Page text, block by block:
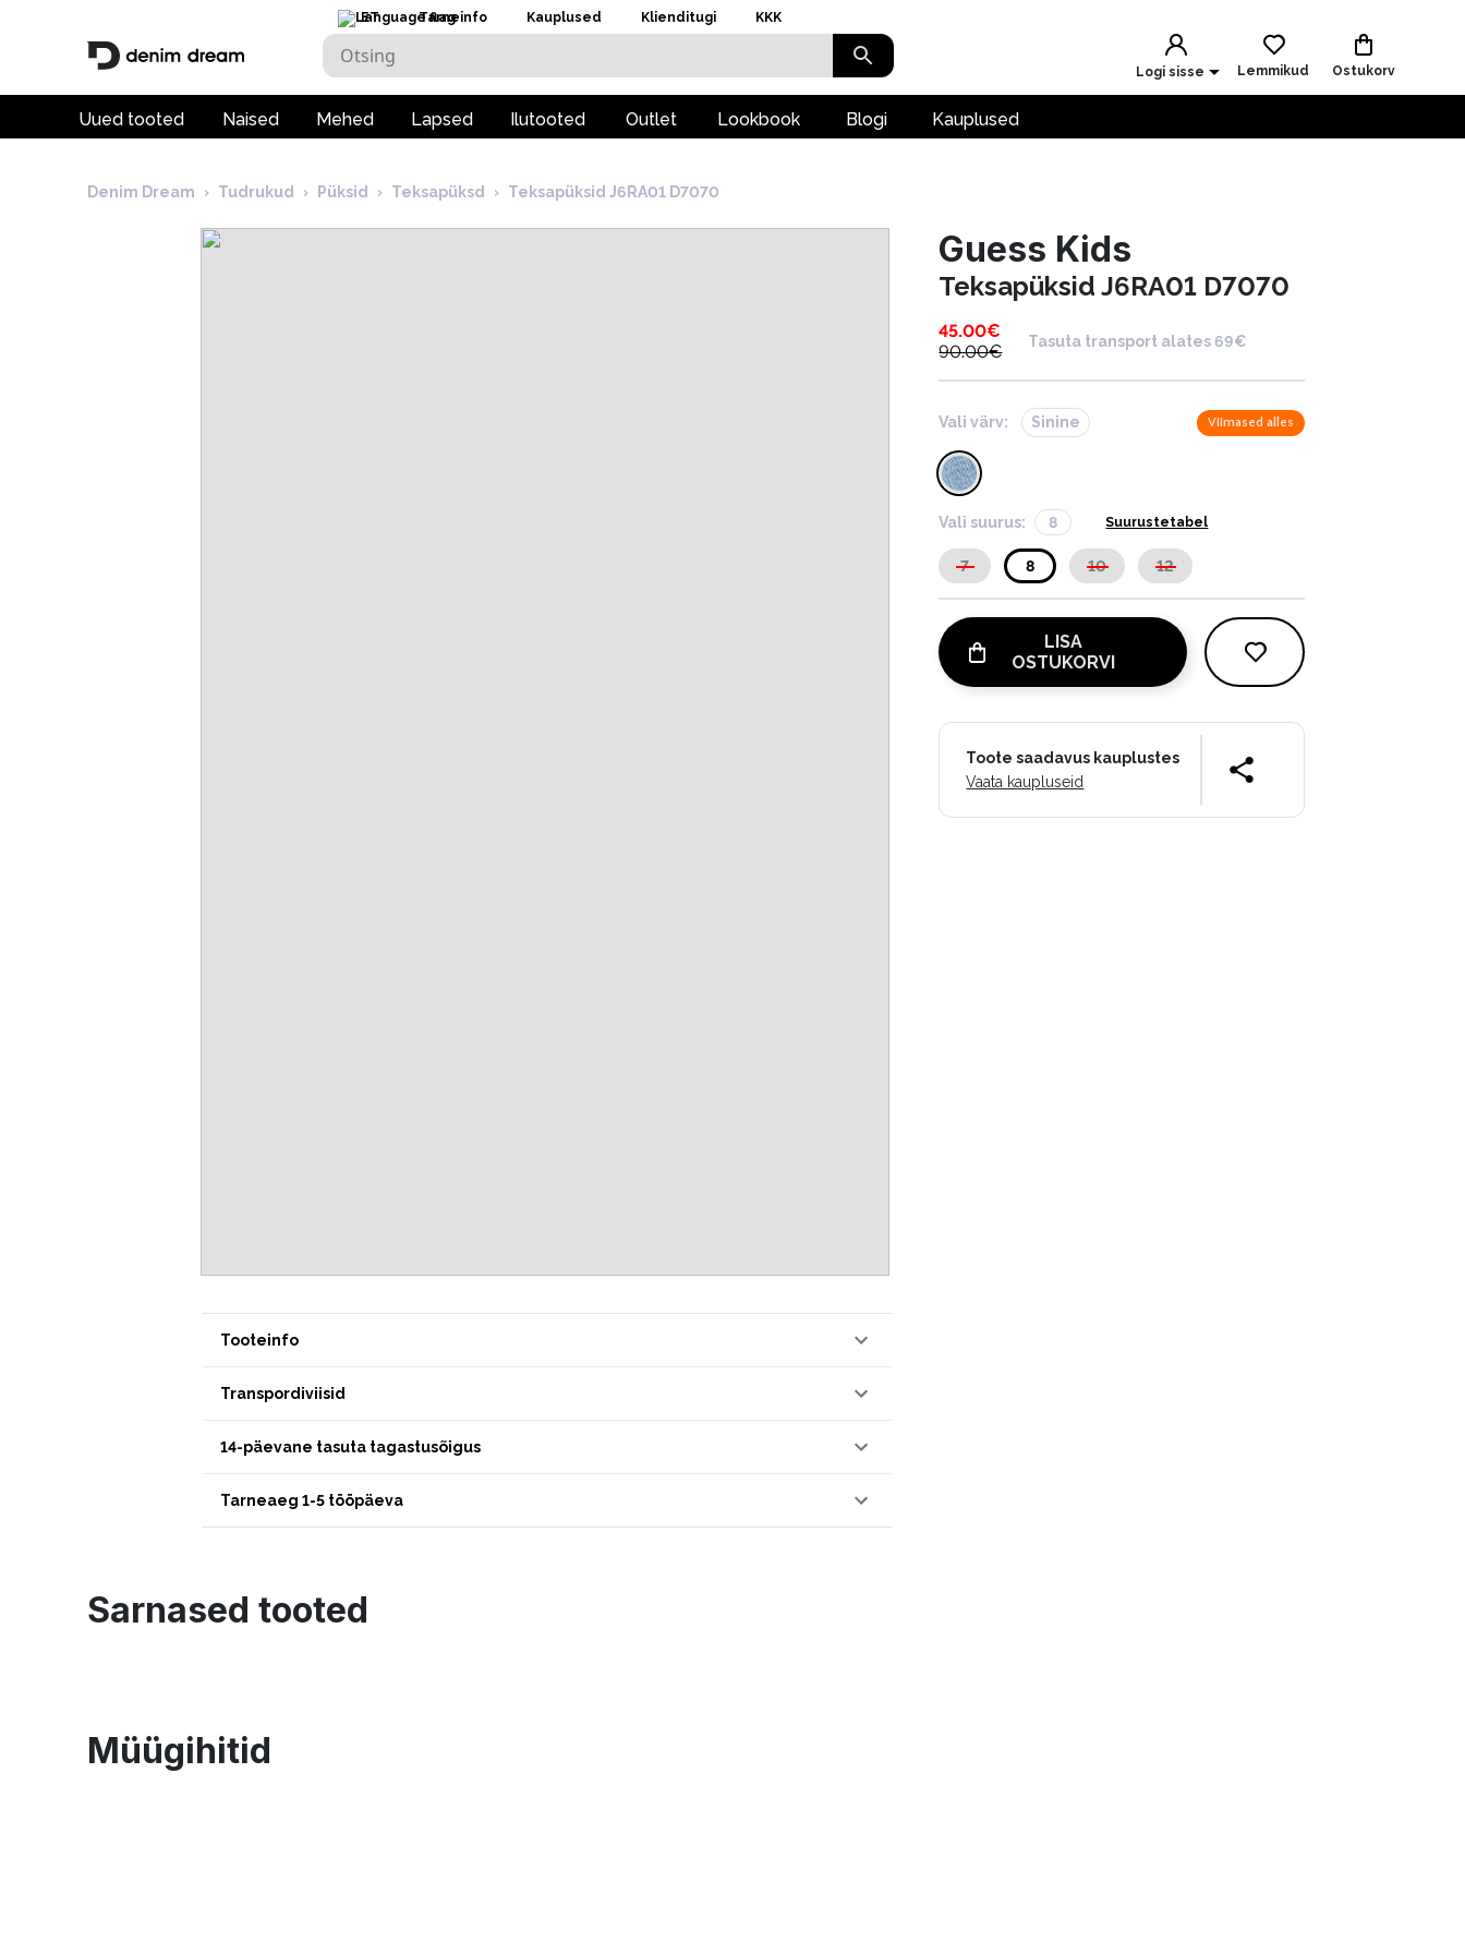
ET Tarneinfo Kauplused Klienditugi KKK
Logi sisse Lemmikud Ostukorv
Uued tooted Naised Mehed Lapsed Ilutooted Outlet Lookbook Blogi Kauplused
Denim Dream › Tudrukud › Püksid › Teksapüksd › Teksapüksid J6RA01 D7070
Tooteinfo
Transpordiviisid
14-päevane tasuta tagastusõigus
Tarneaeg 1-5 tööpäeva
Guess Kids
Teksapüksid J6RA01 D7070
45.00€
90.00€
Tasuta transport alates 69€
Vali värv: Sinine Viimased alles
Vali suurus: 8 Suurustetabel
7 8 10 12
LISA
OSTUKORVI
Toote saadavus kauplustes
Vaata kaupluseid
Sarnased tooted
Müügihitid